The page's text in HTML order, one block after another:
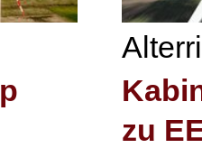
zu